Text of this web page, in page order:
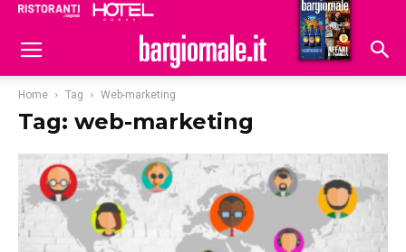
Hoteldomani
Home Tag Web-marketing
Tag: web-marketing